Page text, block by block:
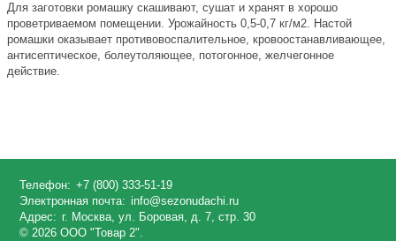
Для заготовки ромашку скашивают, сушат и хранят в хорошо
проветриваемом помещении. Урожайность 0,5-0,7 кг/м2. Настой
ромашки оказывает противовоспалительное, кровоостанавливающее,
антисептическое, болеутоляющее, потогонное, желчегонное
действие.
Телефон: +7 (800) 333-51-19
Электронная почта: info@sezonudachi.ru
Адрес: г. Москва, ул. Боровая, д. 7, стр. 30
© 2026 ООО "Товар 2".